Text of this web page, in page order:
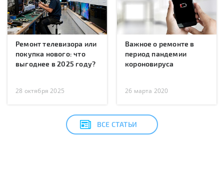
Ремонт телевизора или
покупка нового: что
выгоднее в 2025 году?
28 октября 2025
Важное о ремонте в
период пандемии
короновируса
26 марта 2020
ВСЕ СТАТЬИ